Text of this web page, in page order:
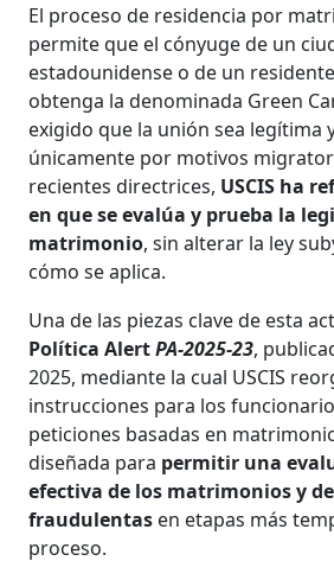
El proceso de residencia por
permite que el cónyuge de un
estadounidense o de un
obtenga la denominada Green
exigido que la unión sea legítima
únicamente por motivos
recientes directrices, USCIS ha
en que se evalúa y prueba la
matrimonio, sin alterar la ley
cómo se aplica.
Una de las piezas clave de esta
Política AlertPA-2025-23,
2025, mediante la cual USCIS
instrucciones para los
peticiones basadas en
diseñada para permitir una
efectiva de los matrimonios y
fraudulentas en etapas más
proceso.